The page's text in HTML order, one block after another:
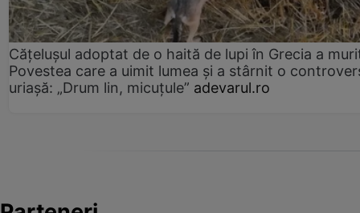
Cățelușul adoptat de o haită de lupi în Grecia a
Povestea care a uimit lumea și a stârnit o
uriașă: „Drum lin, micuțule” adevarul.ro